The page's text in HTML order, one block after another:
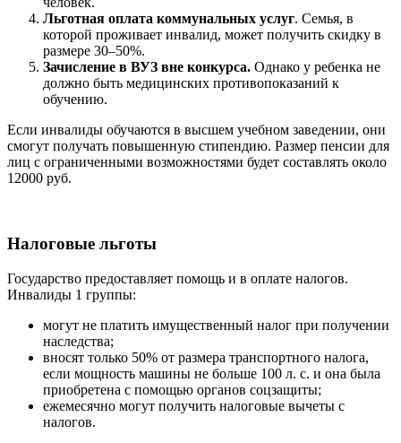
Льготная оплата коммунальных услуг. Семья, в
которой проживает инвалид, может получить скидку в
размере 30–50%.
Зачисление в ВУЗ вне конкурса. Однако у ребенка не
должно быть медицинских противопоказаний к
обучению.
Если инвалиды обучаются в высшем учебном заведении, они
смогут получать повышенную стипендию. Размер пенсии для
лиц с ограниченными возможностями будет составлять около
12000 руб.
Налоговые льготы
Государство предоставляет помощь и в оплате налогов.
Инвалиды 1 группы:
могут не платить имущественный налог при получении
наследства;
вносят только 50% от размера транспортного налога,
если мощность машины не больше 100 л. с. и она была
приобретена с помощью органов соцзащиты;
ежемесячно могут получить налоговые вычеты с
налогов.